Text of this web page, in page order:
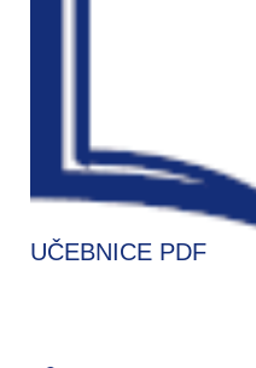
UČEBNICE PDF